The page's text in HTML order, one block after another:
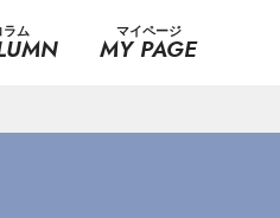
ラム マイページ
MY PAGE